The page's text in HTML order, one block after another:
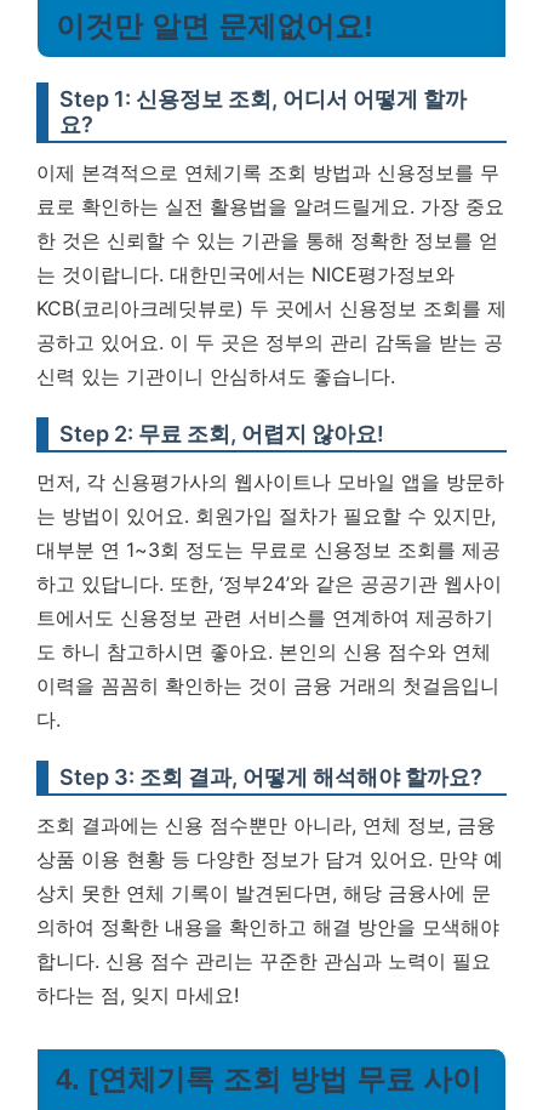
이것만 알면 문제없어요!
Step 1: 신용정보 조회, 어디서 어떻게 할까
요?
이제 본격적으로 연체기록 조회 방법과 신용정보를 무
료로 확인하는 실전 활용법을 알려드릴게요. 가장 중요
한 것은 신뢰할 수 있는 기관을 통해 정확한 정보를 얻
는 것이랍니다. 대한민국에서는 NICE평가정보와
KCB(코리아크레딧뷰로) 두 곳에서 신용정보 조회를 제
공하고 있어요. 이 두 곳은 정부의 관리 감독을 받는 공
신력 있는 기관이니 안심하셔도 좋습니다.
Step 2: 무료 조회, 어렵지 않아요!
먼저, 각 신용평가사의 웹사이트나 모바일 앱을 방문하
는 방법이 있어요. 회원가입 절차가 필요할 수 있지만,
대부분 연 1~3회 정도는 무료로 신용정보 조회를 제공
하고 있답니다. 또한, ‘정부24’와 같은 공공기관 웹사이
트에서도 신용정보 관련 서비스를 연계하여 제공하기
도 하니 참고하시면 좋아요. 본인의 신용 점수와 연체
이력을 꼼꼼히 확인하는 것이 금융 거래의 첫걸음입니
다.
Step 3: 조회 결과, 어떻게 해석해야 할까요?
조회 결과에는 신용 점수뿐만 아니라, 연체 정보, 금융
상품 이용 현황 등 다양한 정보가 담겨 있어요. 만약 예
상치 못한 연체 기록이 발견된다면, 해당 금융사에 문
의하여 정확한 내용을 확인하고 해결 방안을 모색해야
합니다. 신용 점수 관리는 꾸준한 관심과 노력이 필요
하다는 점, 잊지 마세요!
4. [연체기록 조회 방법 무료 사이